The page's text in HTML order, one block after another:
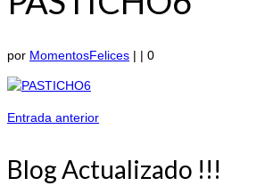
por MomentosFelices | | 0
Entrada anterior
Blog Actualizado !!!